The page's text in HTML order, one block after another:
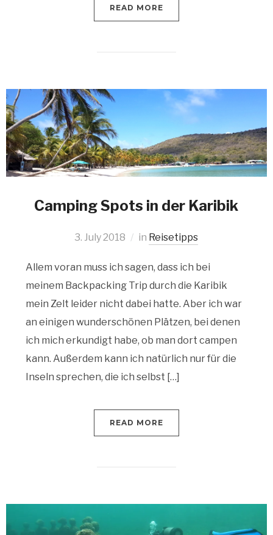
READ MORE
Camping Spots in der Karibik
3. July 2018 in Reisetipps
Allem voran muss ich sagen, dass ich bei
meinem Backpacking Trip durch die Karibik
mein Zelt leider nicht dabei hatte. Aber ich war
an einigen wunderschönen Plätzen, bei denen
ich mich erkundigt habe, ob man dort campen
kann. Außerdem kann ich natürlich nur für die
Inseln sprechen, die ich selbst […]
READ MORE